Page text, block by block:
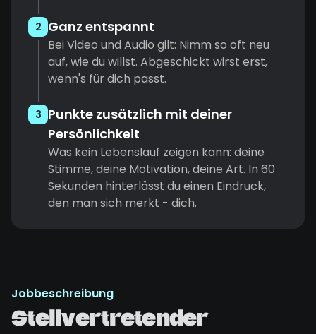
2 Ganz entspannt
Bei Video und Audio gilt: Nimm so oft neu
auf, wie du willst. Abgeschickt wirst erst,
wenn's für dich passt.
3 Punkte zusätzlich mit deiner
Persönlichkeit
Was kein Lebenslauf zeigen kann: deine
Stimme, deine Motivation, deine Art. In 60
Sekunden hinterlässt du einen Eindruck,
den man sich merkt - dich.
Jobbeschreibung
Stellvertretender